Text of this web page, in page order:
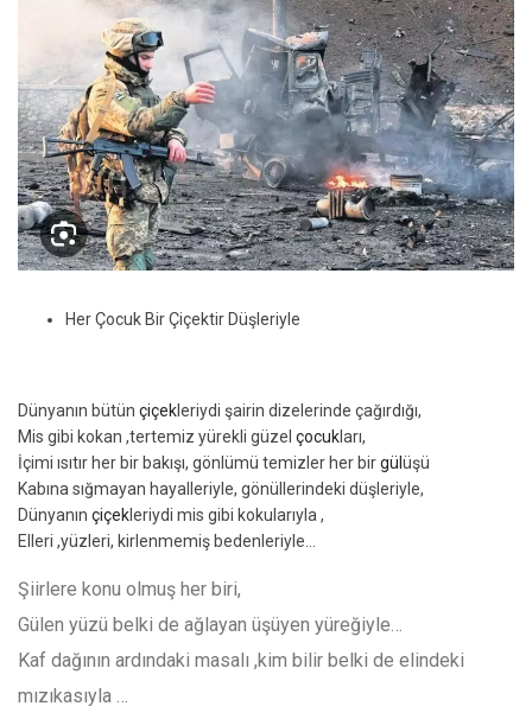
Her Çocuk Bir Çiçektir Düşleriyle
Dünyanın bütün çiçekleriydi şairin dizelerinde çağırdığı,
Mis gibi kokan ,tertemiz yürekli güzel çocukları,
İçimi ısıtır her bir bakışı, gönlümü temizler her birgül üşü
Kabına sığmayan hayalleriyle, gönüllerindeki düşleriyle,
Dünyanın çiçekleriydi mis gibi kokularıyla ,
Elleri ,yüzleri, kirlenmemiş bedenleriyle…
Şiirlere konu olmuş her biri,
Gülen yüzü belki de ağlayan üşüyen yüreğiyle…
Kaf dağının ardındaki masalı ,kim bilir belki de elindeki
mızıkasıyla …